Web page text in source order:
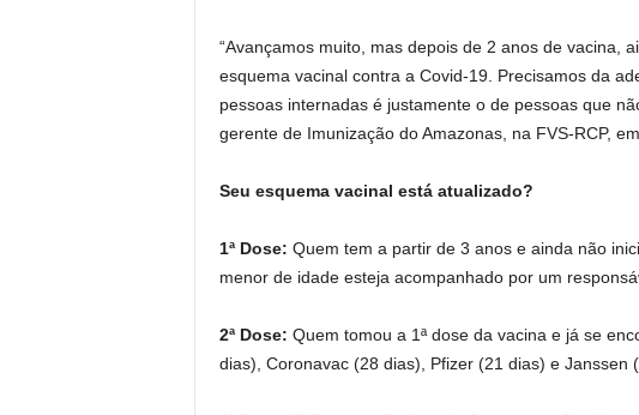
“Avançamos muito, mas depois de 2 anos de vacina,
esquema vacinal contra a Covid-19. Precisamos da
pessoas internadas é justamente o de pessoas que
gerente de Imunização do Amazonas, na FVS-RCP,
Seu esquema vacinal está atualizado?
1ª Dose: Quem tem a partir de 3 anos e ainda não
menor de idade esteja acompanhado por um
2ª Dose: Quem tomou a 1ª dose da vacina e já se
dias), Coronavac (28 dias), Pfizer (21 dias) e Janssen